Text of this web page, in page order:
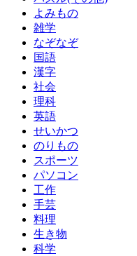
よみもの
雑学
なぞなぞ
国語
漢字
社会
理科
英語
せいかつ
のりもの
スポーツ
パソコン
工作
手芸
料理
生き物
科学